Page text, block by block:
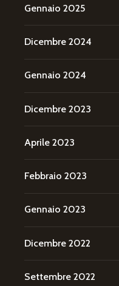
Gennaio 2025
Dicembre 2024
Gennaio 2024
Dicembre 2023
Aprile 2023
Febbraio 2023
Gennaio 2023
Dicembre 2022
Settembre 2022